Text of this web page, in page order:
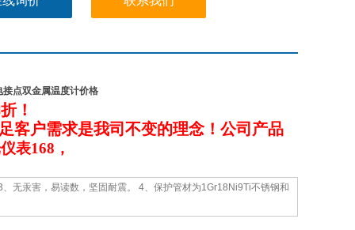
点双金属温度计价格
折！
客户需求是我司不变的理念！公司产品
表168，
无汞害，易读数，坚固耐震。 4、保护管材为1Gr18Ni9Ti不锈钢和